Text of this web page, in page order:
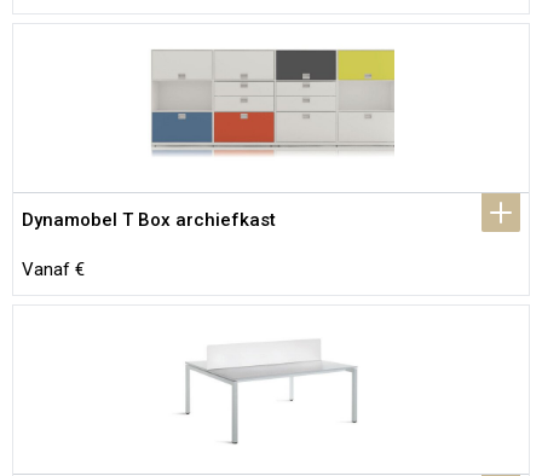
Dynamobel T Box archiefkast
Vanaf €